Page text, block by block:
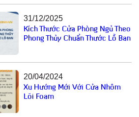
31/12/2025
Kích Thước Cửa Phòng Ngủ Theo
Phong Thủy Chuẩn Thước Lỗ Ban
20/04/2024
Xu Hướng Mới Với Cửa Nhôm
Lõi Foam